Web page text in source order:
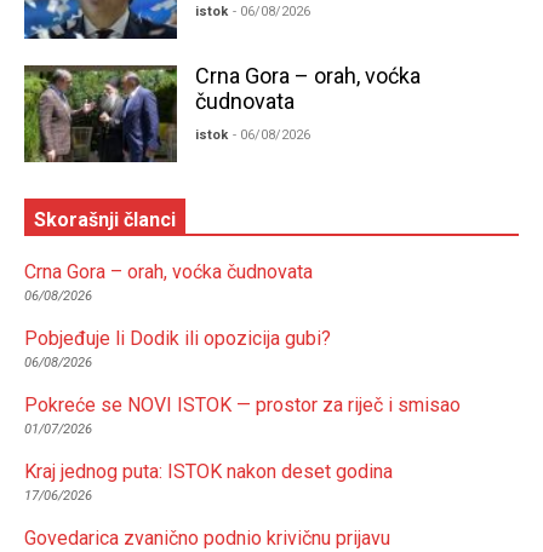
istok - 06/08/2026
Crna Gora – orah, voćka
čudnovata
istok - 06/08/2026
Skorašnji članci
Crna Gora – orah, voćka čudnovata
06/08/2026
Pobjeđuje li Dodik ili opozicija gubi?
06/08/2026
Pokreće se NOVI ISTOK — prostor za riječ i smisao
01/07/2026
Kraj jednog puta: ISTOK nakon deset godina
17/06/2026
Govedarica zvanično podnio krivičnu prijavu